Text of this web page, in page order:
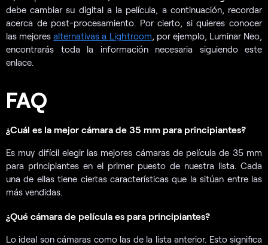
debe cambiar su digital a la película, a continuación, recordar
acerca de post-procesamiento. Por cierto, si quieres conocer
las mejoresalternativas a Lightroom, por ejemplo, Luminar Neo,
encontrarás toda la información necesaria siguiendo este
enlace.
FAQ
¿Cuál es la mejor cámara de 35 mm para principiantes?
Es muy difícil elegir las mejores cámaras de película de 35 mm
para principiantes en el primer puesto de nuestra lista. Cada
una de ellas tiene ciertas características que la sitúan entre las
más vendidas.
¿Qué cámara de película es para principiantes?
Lo ideal son cámaras como las de la lista anterior. Esto significa